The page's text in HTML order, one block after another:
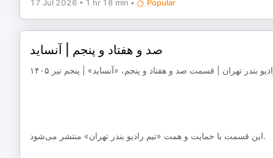
17 Jul 2026 • 1 hr 18 min • Popular
صد و هفتاد و پنجم | آنساید
‌‌‌‌‌‌‌‌‌این قسمت با حمایت و همت «تیم رادیو بندر تهران» منتشر می‌شود.